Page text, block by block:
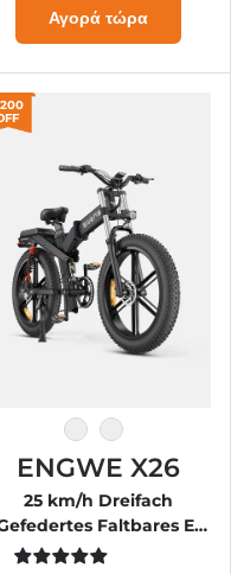
Αγορά τώρα
Βαθμός
Μαύρος
ENGWE X26
25 km/h Dreifach
Faltbares E-
Bike